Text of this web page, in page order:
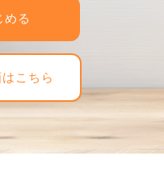
める
こちら